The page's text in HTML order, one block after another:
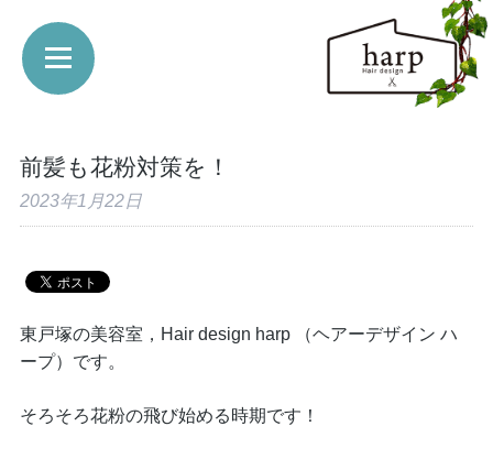
前髪も花粉対策を！
2023年1月22日
東戸塚の美容室，Hair design harp （ヘアーデザイン ハ
ープ）です。
そろそろ花粉の飛び始める時期です！